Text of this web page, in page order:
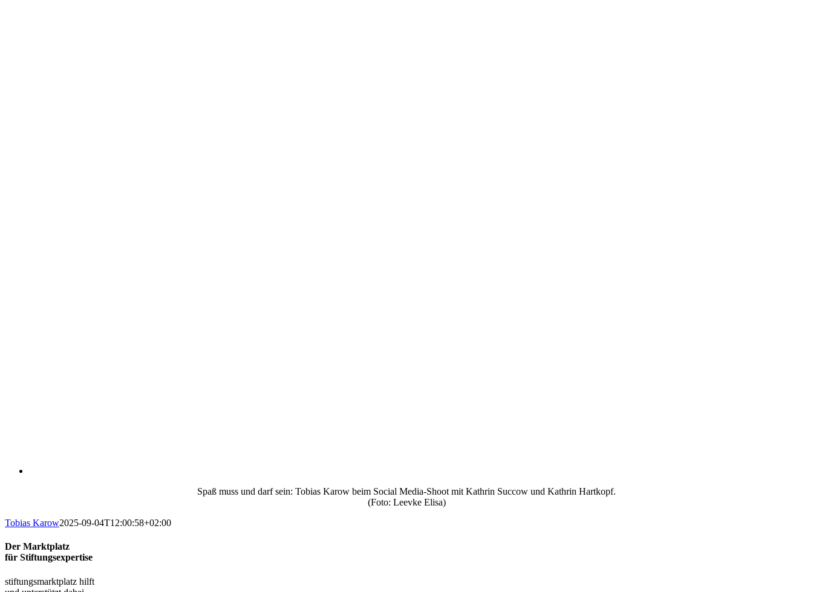
Spaß muss und darf sein: Tobias Karow beim Social Media-Shoot mit Kathrin Succow und Kathrin Hartkopf.
(Foto: Leevke Elisa)
Tobias Karow2025-09-04T12:00:58+02:00
Der Marktplatz
für Stiftungsexpertise
stiftungsmarktplatz hilft